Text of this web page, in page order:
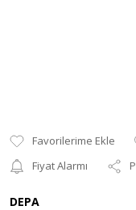
Fiyat Alarmı
DEPA